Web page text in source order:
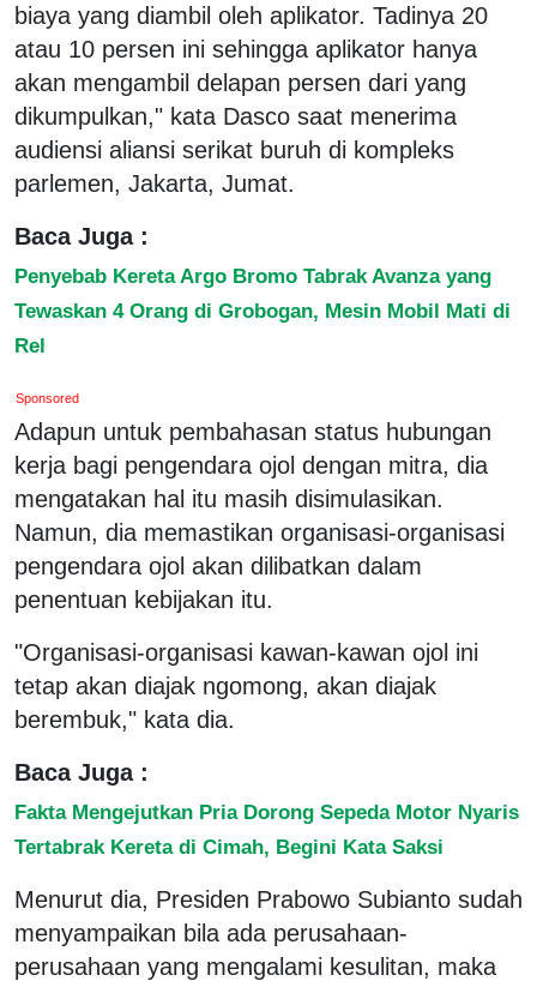
biaya yang diambil oleh aplikator. Tadinya 20
atau 10 persen ini sehingga aplikator hanya
akan mengambil delapan persen dari yang
dikumpulkan," kata Dasco saat menerima
audiensi aliansi serikat buruh di kompleks
parlemen, Jakarta, Jumat.
Baca Juga :
Penyebab Kereta Argo Bromo Tabrak Avanza yang
Tewaskan 4 Orang di Grobogan, Mesin Mobil Mati di
Rel
Sponsored
Adapun untuk pembahasan status hubungan
kerja bagi pengendara ojol dengan mitra, dia
mengatakan hal itu masih disimulasikan.
Namun, dia memastikan organisasi-organisasi
pengendara ojol akan dilibatkan dalam
penentuan kebijakan itu.
"Organisasi-organisasi kawan-kawan ojol ini
tetap akan diajak ngomong, akan diajak
berembuk," kata dia.
Baca Juga :
Fakta Mengejutkan Pria Dorong Sepeda Motor Nyaris
Tertabrak Kereta di Cimah, Begini Kata Saksi
Menurut dia, Presiden Prabowo Subianto sudah
menyampaikan bila ada perusahaan-
perusahaan yang mengalami kesulitan, maka